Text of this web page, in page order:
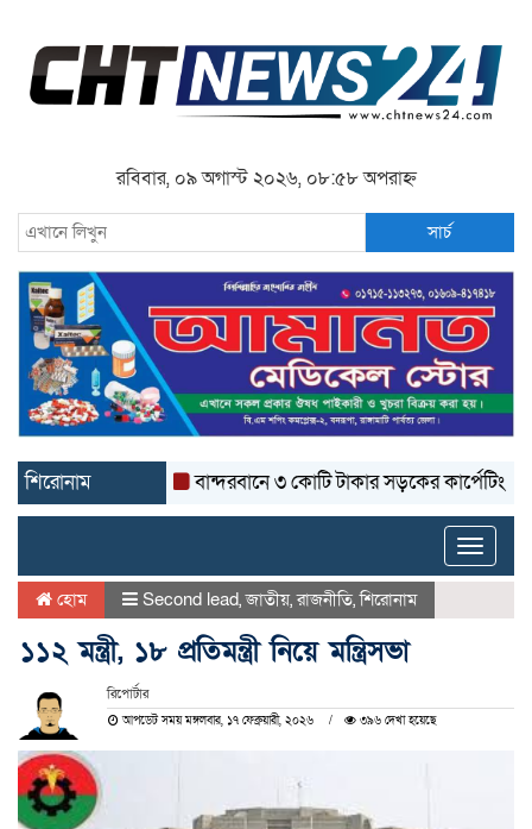
রবিবার, ০৯ অগাস্ট ২০২৬, ০৮:৫৮ অপরাহ্ন
সার্চ
শিরোনাম বান্দরবানে ৩ কোটি টাকার সড়কের কার্পেটিং উঠে
Toggle
হোম Second lead,জাতীয়,রাজনীতি,শিরোনাম
১১২ মন্ত্রী, ১৮ প্রতিমন্ত্রী নিয়ে মন্ত্রিসভা
রিপোর্টার
আপডেট সময় মঙ্গলবার, ১৭ ফেব্রুয়ারী, ২০২৬ ৩৯৬ দেখা হয়েছে